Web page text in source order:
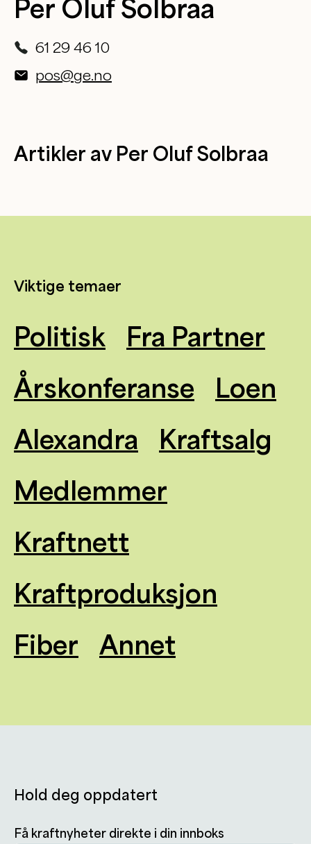
Per Oluf Solbraa
61 29 46 10
pos@ge.no
Artikler av Per Oluf Solbraa
Viktige temaer
Politisk
Fra Partner
Årskonferanse
Loen
Alexandra
Kraftsalg
Medlemmer
Kraftnett
Kraftproduksjon
Fiber
Annet
Hold deg oppdatert
Få kraftnyheter direkte i din innboks